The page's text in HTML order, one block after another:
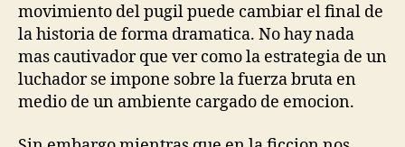
movimiento del pugil puede cambiar el final de
la historia de forma dramatica. No hay nada
mas cautivador que ver como la estrategia de un
luchador se impone sobre la fuerza bruta en
medio de un ambiente cargado de emocion.